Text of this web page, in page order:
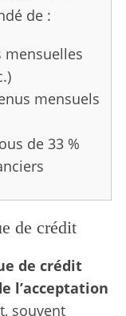
de :
mensuelles
mensuels
de 33 %
de crédit
de crédit
l’acceptation
souvent